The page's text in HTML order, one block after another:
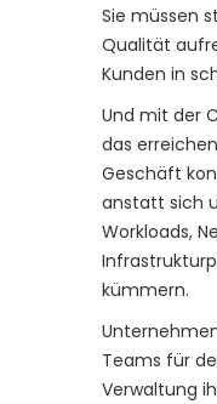
Sie müssen
Qualität
Kunden in
Und mit der
das
Geschäft
anstatt sich
Workloads,
kümmern.
Teams für
Verwaltung